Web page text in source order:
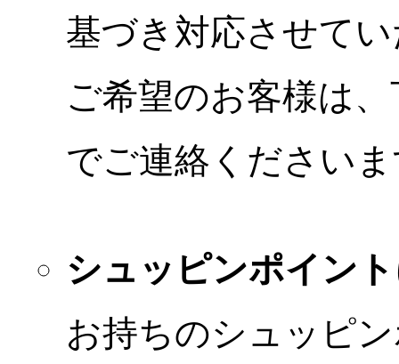
基づき対応させて
ご希望のお客様は
でご連絡ください
シュッピンポイン
お持ちのシュッピ